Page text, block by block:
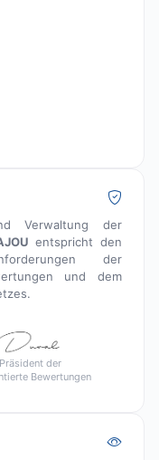
Verwaltung der
entspricht den
der
und dem
der
Bewertungen